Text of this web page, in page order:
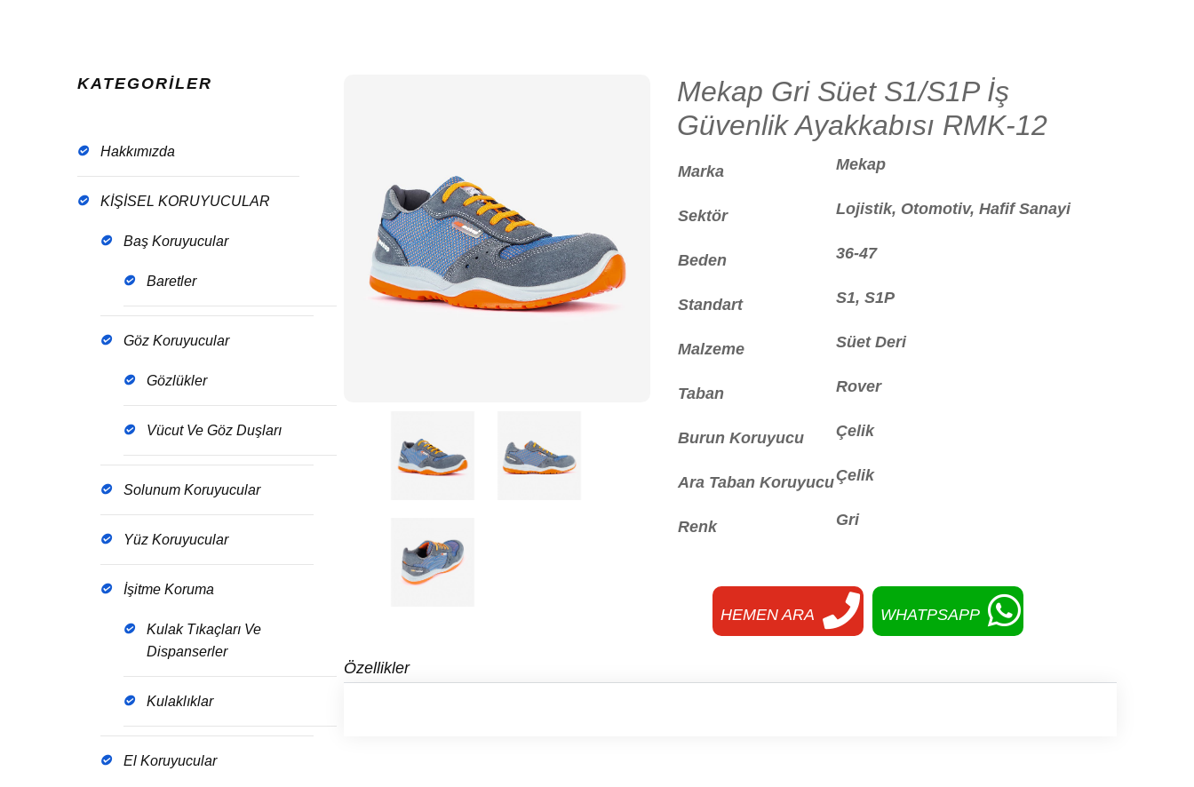
KATEGORİLER
Hakkımızda
KİŞİSEL KORUYUCULAR
Baş Koruyucular
Baretler
Göz Koruyucular
Gözlükler
Vücut Ve Göz Duşları
Solunum Koruyucular
Yüz Koruyucular
İşitme Koruma
Kulak Tıkaçları Ve
Dispanserler
Kulaklıklar
El Koruyucular
Mekap Gri Süet S1/S1P İş
Güvenlik Ayakkabısı RMK-12
Marka Mekap
Sektör Lojistik, Otomotiv, Hafif Sanayi
Beden 36-47
Standart S1, S1P
Malzeme Süet Deri
Taban Rover
Burun Koruyucu Çelik
Ara Taban KoruyucuÇelik
Renk Gri
HEMEN ARA WHATPSAPP
Özellikler